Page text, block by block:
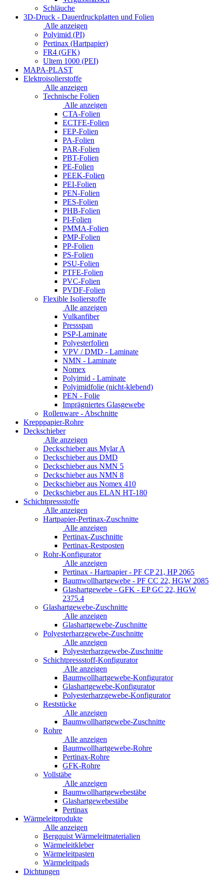
Schläuche
3D-Druck - Dauerdruckplatten und Folien
Alle anzeigen
Polyimid (PI)
Pertinax (Hartpapier)
FR4 (GFK)
Ultem 1000 (PEI)
MAPA-PLAST
Elektroisolierstoffe
Alle anzeigen
Technische Folien
Alle anzeigen
CTA-Folien
ECTFE-Folien
FEP-Folien
PA-Folien
PAR-Folien
PBT-Folien
PE-Folien
PEEK-Folien
PEI-Folien
PEN-Folien
PES-Folien
PHB-Folien
PI-Folien
PMMA-Folien
PMP-Folien
PP-Folien
PS-Folien
PSU-Folien
PTFE-Folien
PVC-Folien
PVDF-Folien
Flexible Isolierstoffe
Alle anzeigen
Vulkanfiber
Pressspan
PSP-Laminate
Polyesterfolien
VPV / DMD - Laminate
NMN - Laminate
Nomex
Polyimid - Laminate
Polyimidfolie (nicht-klebend)
PEN - Folie
Imprägniertes Glasgewebe
Rollenware - Abschnitte
Krepppapier-Rohre
Deckschieber
Alle anzeigen
Deckschieber aus Mylar A
Deckschieber aus DMD
Deckschieber aus NMN 5
Deckschieber aus NMN 8
Deckschieber aus Nomex 410
Deckschieber aus ELAN HT-180
Schichtpressstoffe
Alle anzeigen
Hartpapier-Pertinax-Zuschnitte
Alle anzeigen
Pertinax-Zuschnitte
Pertinax-Restposten
Rohr-Konfigurator
Alle anzeigen
Pertinax - Hartpapier - PF CP 21, HP 2065
Baumwollhartgewebe - PF CC 22, HGW 2085
Glashartgewebe - GFK - EP GC 22, HGW
2375.4
Glashartgewebe-Zuschnitte
Alle anzeigen
Glashartgewebe-Zuschnitte
Polyesterharzgewebe-Zuschnitte
Alle anzeigen
Polyesterharzgewebe-Zuschnitte
Schichtpressstoff-Konfigurator
Alle anzeigen
Baumwollhartgewebe-Konfigurator
Glashartgewebe-Konfigurator
Polyesterharzgewebe-Konfigurator
Reststücke
Alle anzeigen
Baumwollhartgewebe-Zuschnitte
Rohre
Alle anzeigen
Baumwollhartgewebe-Rohre
Pertinax-Rohre
GFK-Rohre
Vollstäbe
Alle anzeigen
Baumwollhartgewebestäbe
Glashartgewebestäbe
Pertinax
Wärmeleitprodukte
Alle anzeigen
Bergquist Wärmeleitmaterialien
Wärmeleitkleber
Wärmeleitpasten
Wärmeleitpads
Dichtungen